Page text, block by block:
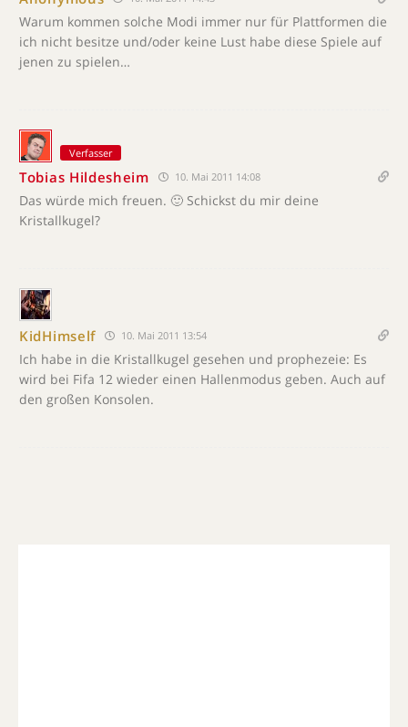
Warum kommen solche Modi immer nur für Plattformen die
ich nicht besitze und/oder keine Lust habe diese Spiele auf
jenen zu spielen…
Verfasser
Tobias Hildesheim 10. Mai 2011 14:08
Das würde mich freuen. 🙂 Schickst du mir deine
Kristallkugel?
KidHimself 10. Mai 2011 13:54
Ich habe in die Kristallkugel gesehen und prophezeie: Es
wird bei Fifa 12 wieder einen Hallenmodus geben. Auch auf
den großen Konsolen.